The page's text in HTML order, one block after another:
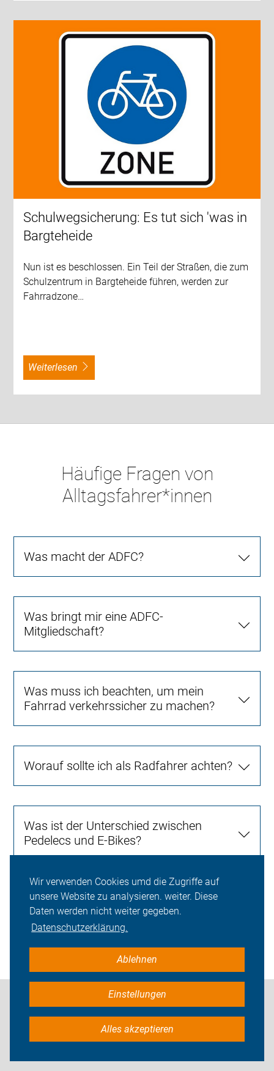
Wir verwenden Cookies umd die Zugriffe auf
unsere Website zu analysieren. weiter. Diese
Daten werden nicht weiter gegeben.
Datenschutzerklärung.
Ablehnen
Einstellungen
Alles akzeptieren
Schulwegsicherung: Es tut sich 'was in
Bargteheide
Nun ist es beschlossen. Ein Teil der Straßen, die zum
Schulzentrum in Bargteheide führen, werden zur
Fahrradzone…
weiterlesen
Häufige Fragen von
Alltagsfahrer*innen
Was macht der ADFC?
Was bringt mir eine ADFC-
Mitgliedschaft?
Was muss ich beachten, um mein
Fahrrad verkehrssicher zu machen?
Worauf sollte ich als Radfahrer achten?
Was ist der Unterschied zwischen
Pedelecs und E-Bikes?
Gibt es vom ADFC empfohlene
Radtouren für meine Reiseplanung?
Ich habe nicht gefunden, was